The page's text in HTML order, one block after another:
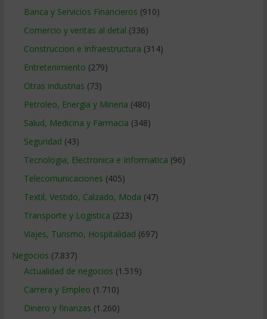
Banca y Servicios Financieros (910)
Comercio y ventas al detal (336)
Construccion e Infraestructura (314)
Entretenimiento (279)
Otras industrias (73)
Petroleo, Energia y Mineria (480)
Salud, Medicina y Farmacia (348)
Seguridad (43)
Tecnologia, Electronica e Informatica (96)
Telecomunicaciones (405)
Textil, Vestido, Calzado, Moda (47)
Transporte y Logistica (223)
Viajes, Turismo, Hospitalidad (697)
Negocios (7.837)
Actualidad de negocios (1.519)
Carrera y Empleo (1.710)
Dinero y finanzas (1.260)